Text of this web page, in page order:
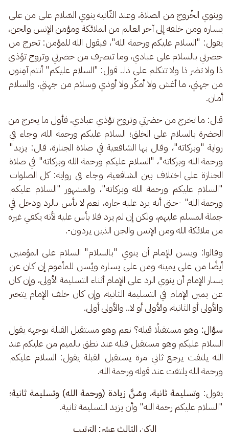
وينوي الخُروج من الصلاة، وعند الثّانية ينوي السّلام على من على
يساره ومن خلفه إلى آخر العالم من الملائكة ومؤمن الإنس والجن،
يقول: "السلام عليكم ورحمة الله"، فيقول الله للمؤمن: تخرج من
حضرتي بالسلام على عبادي، وما تنصرف من حضرتي وتروح تؤذي
ذا ولا تضر ذا ولا تتكلم على ذا.. قول: "السلام عليكم" أنتم آمِنون
من جهتي، ما أغش ولا أمكُر ولا أوذي وسلام من جهتي، والسلام
أمان.
قال: ما تخرج من حضرتي وتروح تؤذي عبادي، فأول ما يخرج من
الحضرة بالسلام على الخلق؛ السلام عليكم ورحمة الله، وجاء في
رواية "وبركاته"، وقال بها الشافعية في صلاة الجنازة، قال: يزيد"
ورحمة الله وبركاته"، "السلام عليكم ورحمة الله وبركاته" في صلاة
الجنازة على اختلاف بين الشافعية، وجاء في رواية: كل الصلوات
"السلام عليكم ورحمة الله وبركاته"، والمشهور "السلام عليكم
ورحمة الله" -حتى أنه يرد عليه جاره، نعم لا بأس بالرد ودخل في
جملة المسلم عليهم، ولكن إن لم يرد فلا بأس عليه لأنه يكفي غيره
من ملائكة الله ومن الإنس والجن الذين يردون-.
وقالوا: ويسن للإمام أن ينوي "بالسلام" السلام على المؤمنين
أيضًا من على يمينه ومن على يساره ويُسن للمأموم إن كان عن
يسار الإمام أن ينوي الرد على الإمام أثناء التسليمة الأولى، وإن كان
عن يمين الإمام في التسليمة الثانية، وإن كان خلف الإمام يتخير
والأولى أو الثانية، والأولى أو لا.. والأولى أولى.
سؤال: وهو مستقبلًا قبله؟ نعم وهو مستقبل القبلة بوجهه يقول
السلام عليكم وهو مستقبل قبله عند نطق بالميم من عليكم عند
الله يلتفت يرجع ثاني مرة يستقبل القبلة يقول: السلام عليكم
ورحمة الله يلتفت عند قوله ورحمة الله.
يقول: وتسليمة ثانية، وسُنَّ زيادة (ورحمة الله) وتسليمة ثانية؛
"السلام عليكم رحمة الله" وأن يزيد التسليمة ثانية.
الركن الثالث عشر: الترتيب